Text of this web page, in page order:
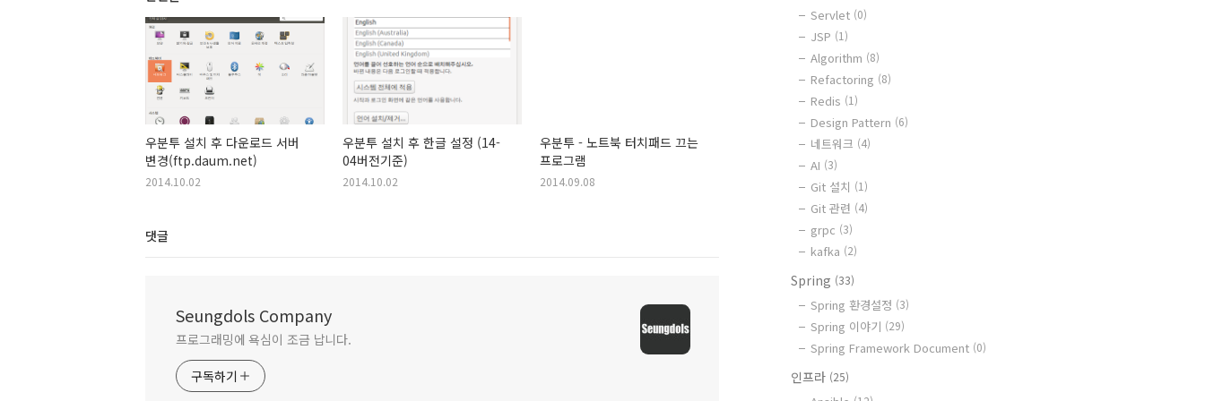
우분투 설치 후 다운로드 서버
변경(ftp.daum.net)
2014.10.02
우분투 설치 후 한글 설정 (14-
04버전기준)
2014.10.02
우분투 - 노트북 터치패드 끄는
프로그램
2014.09.08
댓글
Seungdols Company
프로그래밍에 욕심이 조금 납니다.
구독하기
Servlet (0)
JSP (1)
Algorithm (8)
Refactoring (8)
Redis (1)
Design Pattern (6)
네트워크 (4)
AI (3)
Git 설치 (1)
Git 관련 (4)
grpc (3)
kafka (2)
Spring (33)
Spring 환경설정 (3)
Spring 이야기 (29)
Spring Framework Document (0)
인프라 (25)